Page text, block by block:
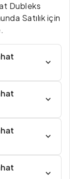
Dubleks
Satılık için